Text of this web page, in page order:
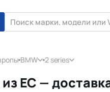
BMW 2 series
из ЕС —